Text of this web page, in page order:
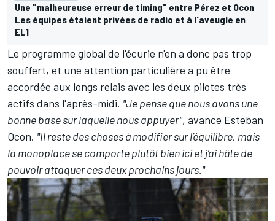
Une "malheureuse erreur de timing" entre Pérez et Ocon
Les équipes étaient privées de radio et à l'aveugle en
EL1
Le programme global de l'écurie n'en a donc pas trop
souffert, et une attention particulière a pu être
accordée aux longs relais avec les deux pilotes très
actifs dans l'après-midi. "Je pense que nous avons une
bonne base sur laquelle nous appuyer", avance Esteban
Ocon. "Il reste des choses à modifier sur l’équilibre, mais
la monoplace se comporte plutôt bien ici et j’ai hâte de
pouvoir attaquer ces deux prochains jours."